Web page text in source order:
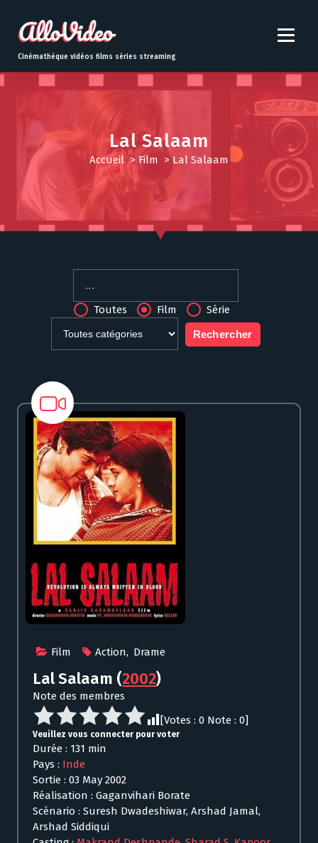
t
o
Cinémathèque vidéos films séries streaming
Lal Salaam
Accueil > Film >Lal Salaam
Toutes Film Série
Film Action, Drame
Lal Salaam (2002)
Note des membres
[Votes : 0 Note : 0]
Veuillez vous connecter pour voter
Durée : 131 min
Pays : Inde
Sortie : 03 May 2002
Réalisation : Gaganvihari Borate
Scénario : Suresh Dwadeshiwar, Arshad Jamal,
Arshad Siddiqui